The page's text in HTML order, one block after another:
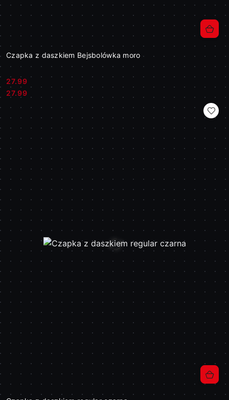
Czapka z daszkiem Bejsbolówka moro
Cena:
27.99
Cena:
27.99